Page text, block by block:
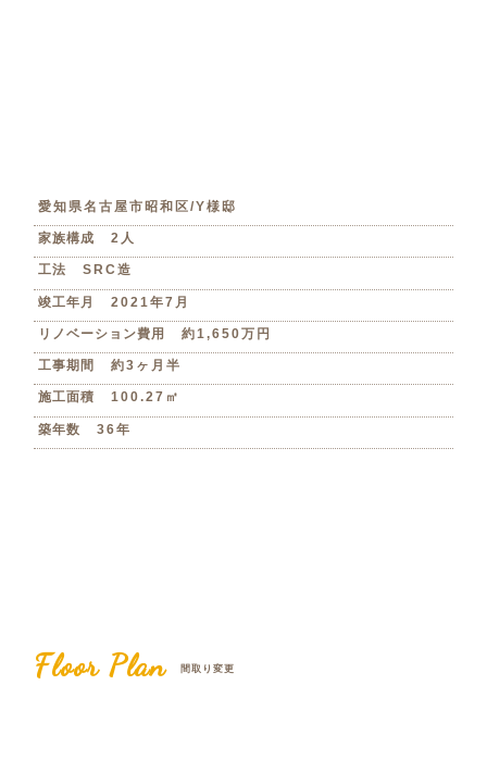
愛知県名古屋市昭和区/Y様邸
家族構成 2人
工法 SRC造
竣工年月 2021年7月
リノベーション費用 約1,650万円
工事期間 約3ヶ月半
施工面積 100.27㎡
築年数 36年
Floor Plan 間取り変更